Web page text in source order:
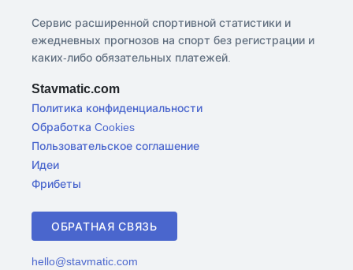
Сервис расширенной спортивной статистики и
ежедневных прогнозов на спорт без регистрации и
каких-либо обязательных платежей.
Stavmatic.com
Политика конфиденциальности
Обработка Cookies
Пользовательское соглашение
Идеи
Фрибеты
ОБРАТНАЯ СВЯЗЬ
hello@stavmatic.com